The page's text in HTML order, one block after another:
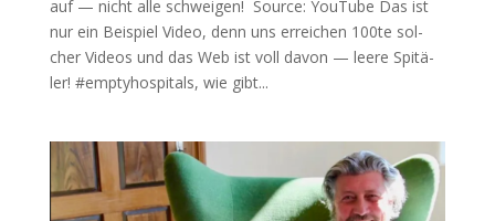
auf — nicht alle schweigen! Source: You­Tube Das ist
nur ein Bei­spiel Video, denn uns errei­chen 100te sol­
cher Vide­os und das Web ist voll davon — lee­re Spi­tä­
ler! #empty­hos­pi­tals, wie gibt...